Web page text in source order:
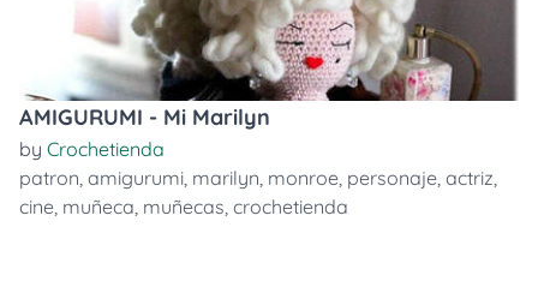
AMIGURUMI - Mi Marilyn
by Crochetienda
patron, amigurumi, marilyn, monroe, personaje, actriz,
cine, muñeca, muñecas, crochetienda